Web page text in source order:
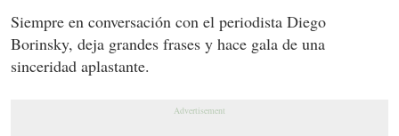
Siempre en conversación con el periodista Diego
Borinsky, deja grandes frases y hace gala de una
sinceridad aplastante.